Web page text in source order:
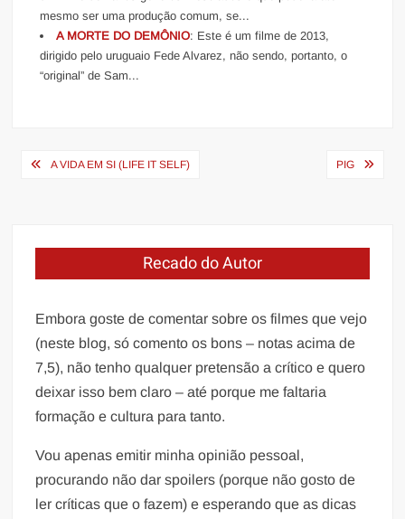
mesmo ser uma produção comum, se...
A MORTE DO DEMÔNIO: Este é um filme de 2013,
dirigido pelo uruguaio Fede Alvarez, não sendo, portanto, o
“original” de Sam...
Navegação
A VIDA EM SI (LIFE IT SELF) PIG
Recado do Autor
Embora goste de comentar sobre os filmes que vejo
(neste blog, só comento os bons – notas acima de
7,5), não tenho qualquer pretensão a crítico e quero
deixar isso bem claro – até porque me faltaria
formação e cultura para tanto.
Vou apenas emitir minha opinião pessoal,
procurando não dar spoilers (porque não gosto de
ler críticas que o fazem) e esperando que as dicas